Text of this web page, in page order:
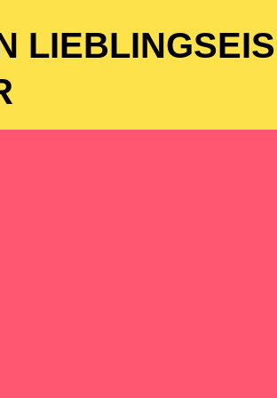
LIEBLINGSEIS
wir werden es versuchen!